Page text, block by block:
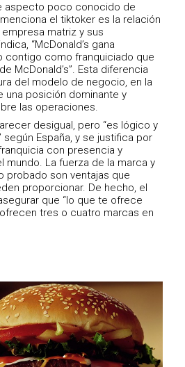
aspecto poco conocido de
el tiktoker es la relación
matriz y sus
“McDonald’s gana
contigo como franquiciado que
McDonald’s”. Esta diferencia
del modelo de negocio, en la
una posición dominante y
las operaciones.
desigual, pero “es lógico y
España, y se justifica por
con presencia y
mundo. La fuerza de la marca y
probado son ventajas que
proporcionar. De hecho, el
que “lo que te ofrece
tres o cuatro marcas en